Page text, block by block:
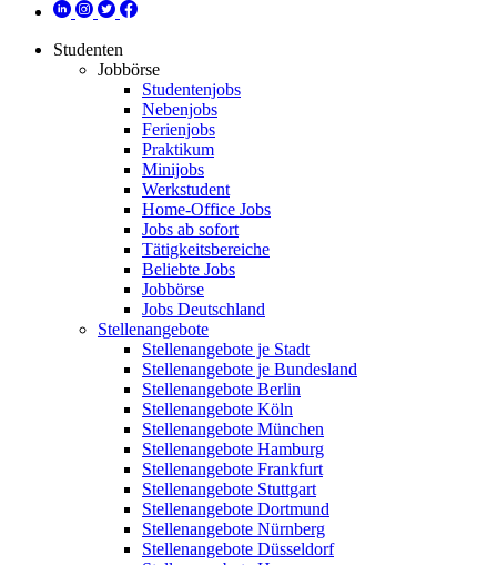
Studenten
Jobbörse
Studentenjobs
Nebenjobs
Ferienjobs
Praktikum
Minijobs
Werkstudent
Home-Office Jobs
Jobs ab sofort
Tätigkeitsbereiche
Beliebte Jobs
Jobbörse
Jobs Deutschland
Stellenangebote
Stellenangebote je Stadt
Stellenangebote je Bundesland
Stellenangebote Berlin
Stellenangebote Köln
Stellenangebote München
Stellenangebote Hamburg
Stellenangebote Frankfurt
Stellenangebote Stuttgart
Stellenangebote Dortmund
Stellenangebote Nürnberg
Stellenangebote Düsseldorf